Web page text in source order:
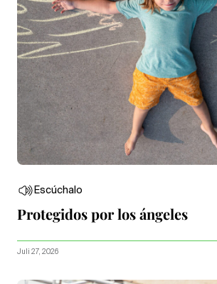
Escúchalo
Protegidos por los ángeles
Juli 27, 2026